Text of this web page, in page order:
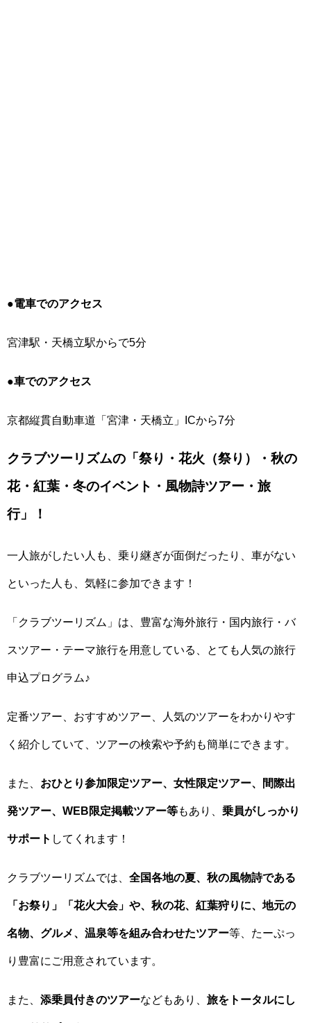
●電車でのアクセス
宮津駅・天橋立駅からで5分
●車でのアクセス
京都縦貫自動車道「宮津・天橋立」ICから7分
クラブツーリズムの「祭り・花火（祭り）・秋の
花・紅葉・冬のイベント・風物詩ツアー・旅
行」！
一人旅がしたい人も、乗り継ぎが面倒だったり、車がない
といった人も、気軽に参加できます！
「クラブツーリズム」は、豊富な海外旅行・国内旅行・バ
スツアー・テーマ旅行を用意している、とても人気の旅行
申込プログラム♪
定番ツアー、おすすめツアー、人気のツアーをわかりやす
く紹介していて、ツアーの検索や予約も簡単にできます。
また、 おひとり参加限定ツアー、女性限定ツアー、間際出
発ツアー、WEB限定掲載ツアー等もあり、 乗員がしっかり
サポート してくれます！
クラブツーリズムでは、 全国各地の夏、秋の風物詩である
「お祭り」「花火大会」や、秋の花、紅葉狩りに、地元の
名物、グルメ、温泉等を組み合わせたツアー等、たーぷっ
り豊富にご用意されています。
また、 添乗員付きのツアーなどもあり、 旅をトータルにし